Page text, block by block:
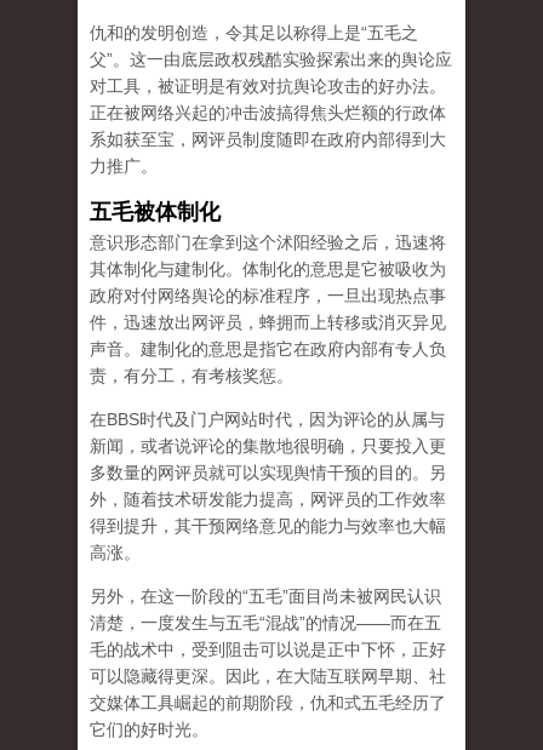
仇和的发明创造，令其足以称得上是“五毛之
父”。这一由底层政权残酷实验探索出来的舆论应
对工具，被证明是有效对抗舆论攻击的好办法。
正在被网络兴起的冲击波搞得焦头烂额的行政体
系如获至宝，网评员制度随即在政府内部得到大
力推广。
五毛被体制化
意识形态部门在拿到这个沭阳经验之后，迅速将
其体制化与建制化。体制化的意思是它被吸收为
政府对付网络舆论的标准程序，一旦出现热点事
件，迅速放出网评员，蜂拥而上转移或消灭异见
声音。建制化的意思是指它在政府内部有专人负
责，有分工，有考核奖惩。
在BBS时代及门户网站时代，因为评论的从属与
新闻，或者说评论的集散地很明确，只要投入更
多数量的网评员就可以实现舆情干预的目的。另
外，随着技术研发能力提高，网评员的工作效率
得到提升，其干预网络意见的能力与效率也大幅
高涨。
另外，在这一阶段的“五毛”面目尚未被网民认识
清楚，一度发生与五毛“混战”的情况——而在五
毛的战术中，受到阻击可以说是正中下怀，正好
可以隐藏得更深。因此，在大陆互联网早期、社
交媒体工具崛起的前期阶段，仇和式五毛经历了
它们的好时光。